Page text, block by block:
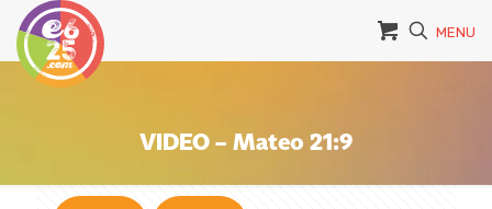
MENU
VIDEO – Mateo 21:9